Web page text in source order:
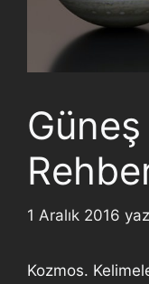
1 Aralık 2016
Kozmos.